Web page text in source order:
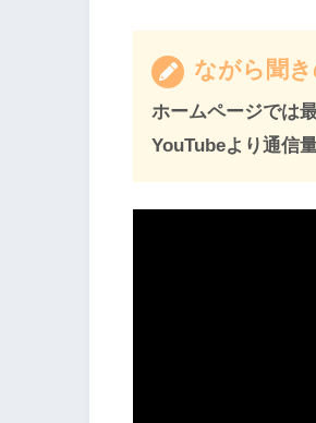
ながら聞
ホームページでは
YouTubeより通信